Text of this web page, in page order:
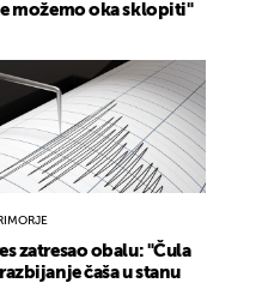
možemo oka sklopiti"
zatresao obalu: "Čula
čaša u stanu